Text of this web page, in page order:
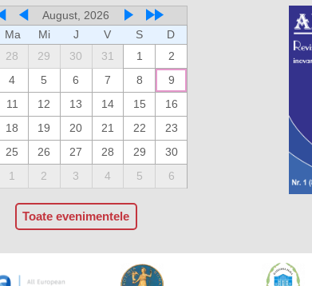
August, 2026
Ma Mi J V S
D
28 29 30 31 1
2
4 5 6 7 8
9
11 12 13 14 15
16
18 19 20 21 22
23
25 26 27 28 29
30
1 2 3 4 5 6
Toate evenimentele